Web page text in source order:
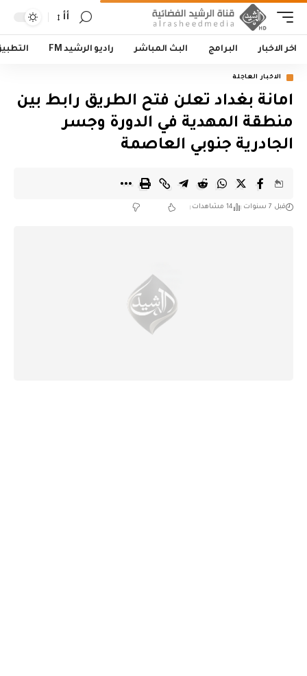
أأ
اخر الاخبار البرامج البث المباشر راديو الرشيد FM
الاخبار العاجلة
امانة بغداد تعلن فتح الطريق رابط بين
منطقة المهدية في الدورة وجسر
الجادرية جنوبي العاصمة
قبل 7 سنوات 14 مشاهدات